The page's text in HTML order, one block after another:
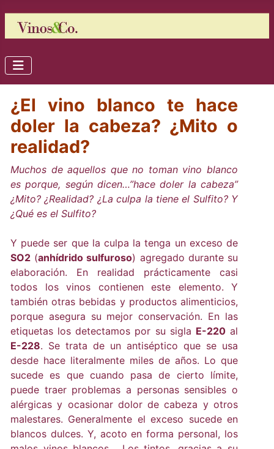
¿El vino blanco te hace
doler la cabeza? ¿Mito o
realidad?
Muchos de aquellos que no toman vino blanco
es porque, según dicen…”hace doler la cabeza”
¿Mito? ¿Realidad? ¿La culpa la tiene el Sulfito? Y
¿Qué es el Sulfito?
Y puede ser que la culpa la tenga un exceso de
SO2 (anhídrido sulfuroso) agregado durante su
elaboración. En realidad prácticamente casi
todos los vinos contienen este elemento. Y
también otras bebidas y productos alimenticios,
porque asegura su mejor conservación. En las
etiquetas los detectamos por su sigla E-220al
E-228. Se trata de un antiséptico que se usa
desde hace literalmente miles de años. Lo que
sucede es que cuando pasa de cierto límite,
puede traer problemas a personas sensibles o
alérgicas y ocasionar dolor de cabeza y otros
malestares. Generalmente el exceso sucede en
blancos dulces. Y, acoto en forma personal, los